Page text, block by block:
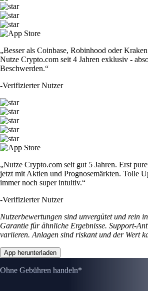
„Besser als Coinbase, Robinhood oder
Nutze Crypto.com seit 4 Jahren exklusiv -
Beschwerden.“
-Verifizierter Nutzer
„Nutze Crypto.com seit gut 5 Jahren. Erst
jetzt mit Aktien und Prognosemärkten. Tolle
immer noch super intuitiv.“
-Verifizierter Nutzer
Nutzerbewertungen sind unvergütet und rein
Garantie für ähnliche Ergebnisse. Support-
variieren. Anlagen sind riskant und der Wert
App herunterladen
Ohne Gebühren handeln*